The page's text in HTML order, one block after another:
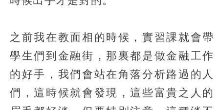
之前我在教面相的時候，實習課就會帶
學生們到金融街，那裏都是做金融工作
的好手，我們會站在角落分析路過的人
們，這時候就會發現，這些富貴之人的